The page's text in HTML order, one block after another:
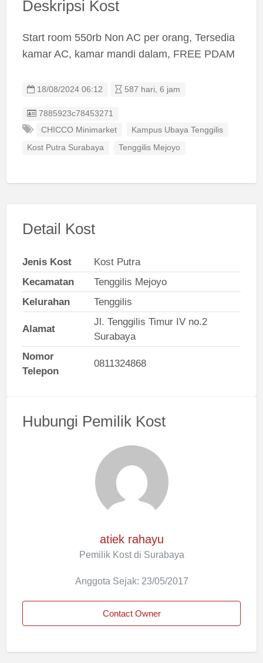
Deskripsi Kost
Start room 550rb Non AC per orang, Tersedia
kamar AC, kamar mandi dalam, FREE PDAM
18/08/2024 06:12 587 hari, 6 jam
Listing ID
7885923c78453271
CHICCO Minimarket
Kampus Ubaya Tenggilis
Kost Putra Surabaya Tenggilis Mejoyo
Detail Kost
Jenis Kost
Kost Putra
Kecamatan
Tenggilis Mejoyo
Kelurahan
Tenggilis
Alamat
Jl. Tenggilis Timur IV no.2
Surabaya
Nomor
Telepon
0811324868
Hubungi Pemilik Kost
atiek rahayu
Pemilik Kost di Surabaya
Anggota Sejak: 23/05/2017
Contact Owner